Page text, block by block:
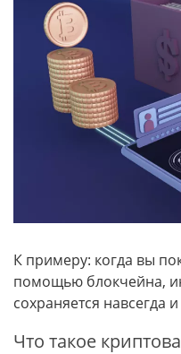
К примеру: когда вы
помощью блокчейна,
сохраняется навсегда
Что такое